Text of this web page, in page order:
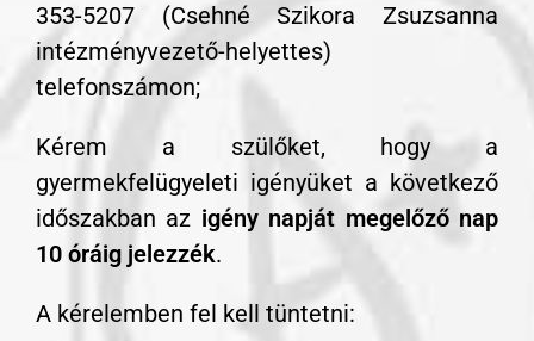
353-5207 (Csehné Szikora Zsuzsanna
intézményvezető-helyettes)
telefonszámon;
Kérem a szülőket, hogy a
gyermekfelügyeleti igényüket a következő
időszakban az igény napját megelőző nap
10 óráig jelezzék.
A kérelemben fel kell tüntetni: